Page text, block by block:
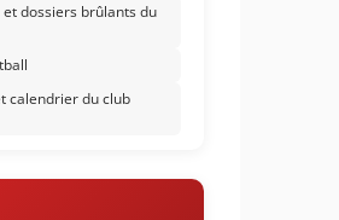
dossiers brûlants du
calendrier du club